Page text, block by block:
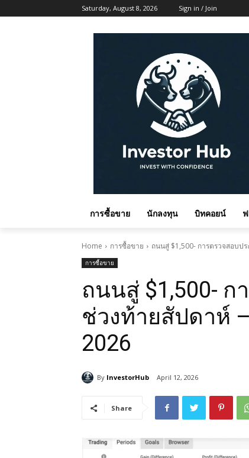
Saturday, August 8, 2026 Sign in / Join
การซื้อขาย นักลงทุน บิทคอยน์
Home การซื้อขาย ถนนสู่ $1,500- การตรวจสอบป
การซื้อขาย
ถนนสู่ $1,500- ก
ช่วงท้ายสัปดาห์
2026
By InvestorHub April 12, 2026
Share